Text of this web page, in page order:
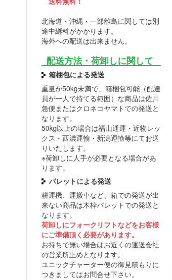
北海道・沖縄・一部離島に関しては別
途中継料がかかります。
海外への配送は出来ません。
配送方法・荷卸しに関して
箱梱包による発送
重量が50kg未満で、箱梱包可能（配達
員が一人で持てる範囲）な商品は佐川
急便またはクロネコヤマトでの発送と
なります。
50kg以上の場合は福山通運・近物レッ
クス・西濃運輸・新潟運輸等にてお送
りいたします。
※荷卸しに人手が必要となる場合があ
ります。
パレットによる発送
耕運機、運搬車など、箱での発送が出
来ない商品は木枠パレットでの発送と
なります。
荷卸しにフォークリフトなどをお客様
にご準備頂く必要があります。
お持ちで無い場合はお近くの運送会社
の営業所止めとなります。
ユニックチャーター便の御見積もりに
つきましてはお問合せ下さい。